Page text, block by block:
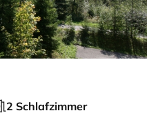
2 Schlafzimmer